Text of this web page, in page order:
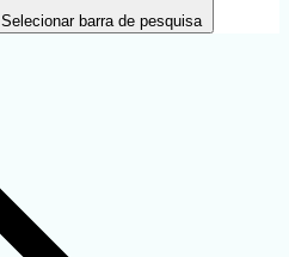
Selecionar barra de pesquisa